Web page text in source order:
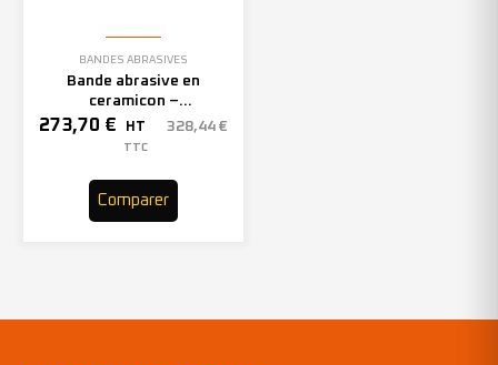
BANDES ABRASIVES
Bande abrasive en
ceramicon –
150mmx2000mm – Grain 40
– 305969 (x10)
273,70 € HT 328,44 €
TTC
Comparer